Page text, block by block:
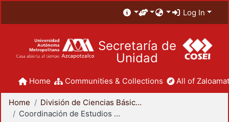
Log In
Secretaría de
Unidad
Home Communities & Collections All of
Home
División de Ciencias Básicas e Ingeniería
Coordinación de Estudios de Posgrado - CBI